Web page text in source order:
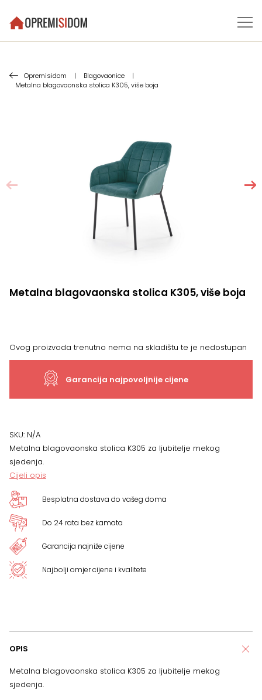
Opremisidom | Blagovaonice
|
Metalna blagovaonska stolica K305, više boja
Metalna blagovaonska stolica K305, više boja
Ovog proizvoda trenutno nema na skladištu te je nedostupan
Garancija najpovoljnije cijene
SKU: N/A
Metalna blagovaonska stolica K305 za ljubitelje mekog
sjedenja.
Cijeli opis
Besplatna dostava do vašeg doma
Do 24 rata bez kamata
Garancija najniže cijene
Najbolji omjer cijene i kvalitete
OPIS
Metalna blagovaonska stolica K305 za ljubitelje mekog
sjedenja.